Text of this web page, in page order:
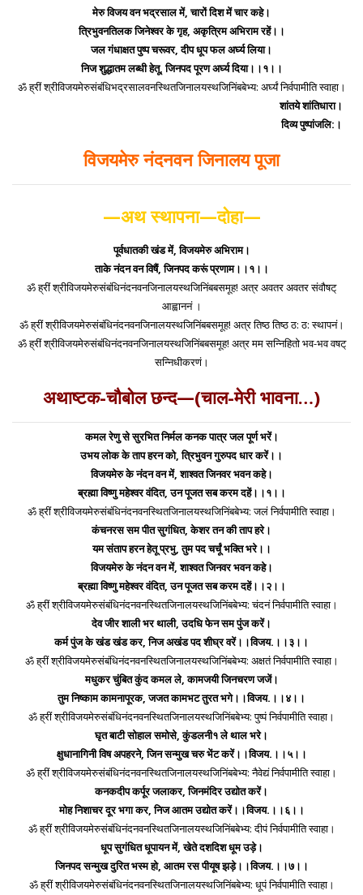
मेरु विजय वन भद्रसाल में, चारों दिश में चार कहे।
त्रिभुवनतिलक जिनेश्वर के गृह, अकृत्रिम अभिराम रहें।।
जल गंधाक्षत पुष्प चरूवर, दीप धूप फल अर्घ्य लिया।
निज शुद्धातम लब्धी हेतू, जिनपद पूरण अर्घ्य दिया।।१।।
ॐ ह्रीं श्रीविजयमेरुसंबंधिभद्रसालवनस्थितजिनालयस्थजिनिंबबेभ्य: अर्घ्यं निर्वपामीति स्वाहा।
शांतये शांतिधारा।
दिव्य पुष्पांजलि:।
विजयमेरु नंदनवन जिनालय पूजा
—अथ स्थापना—दोहा—
पूर्वधातकी खंड में, विजयमेरु अभिराम।
ताके नंदन वन विषैं, जिनपद करूं प्रणाम।।१।।
ॐ ह्रीं श्रीविजयमेरुसंबंधिनंदनवनजिनालयस्थजिनिंबबसमूह! अत्र अवतर अवतर संवौषट्
आह्वाननं ।
ॐ ह्रीं श्रीविजयमेरुसंबंधिनंदनवनजिनालयस्थजिनिंबबसमूह! अत्र तिष्ठ तिष्ठ ठ: ठ: स्थापनं।
ॐ ह्रीं श्रीविजयमेरुसंबंधिनंदनवनजिनालयस्थजिनिंबबसमूह! अत्र मम सन्निहितो भव-भव वषट्
सन्निधीकरणं।
अथाष्टक-चौबोल छन्द—(चाल-मेरी भावना…)
कमल रेणु से सुरभित निर्मल कनक पात्र जल पूर्ण भरें।
उभय लोक के ताप हरन को, त्रिभुवन गुरुपद धार करें।।
विजयमेरु के नंदन वन में, शाश्वत जिनवर भवन कहे।
ब्रह्मा विष्णु महेश्वर वंदित, उन पूजत सब करम दहें।।१।।
ॐ ह्रीं श्रीविजयमेरुसंबंधिनंदनवनस्थितजिनालयस्थजिनिंबबेभ्य: जलं निर्वपामीति स्वाहा।
कंचनरस सम पीत सुगंधित, केशर तन की ताप हरे।
यम संताप हरन हेतू प्रभु, तुम पद चर्चूं भक्ति भरे।।
विजयमेरु के नंदन वन में, शाश्वत जिनवर भवन कहे।
ब्रह्मा विष्णु महेश्वर वंदित, उन पूजत सब करम दहें।।२।।
ॐ ह्रीं श्रीविजयमेरुसंबंधिनंदनवनस्थितजिनालयस्थजिनिंबबेभ्य: चंदनं निर्वपामीति स्वाहा।
देव जीर शाली भर थाली, उदधि फेन सम पुंज करें।
कर्म पुंज के खंड खंड कर, निज अखंड पद शीघ्र वरें।।विजय.।।३।।
ॐ ह्रीं श्रीविजयमेरुसंबंधिनंदनवनस्थितजिनालयस्थजिनिंबबेभ्य: अक्षतं निर्वपामीति स्वाहा।
मधुकर चुंबित कुंद कमल ले, कामजयी जिनचरण जजें।
तुम निष्काम कामनापूरक, जजत कामभट तुरत भगे।।विजय.।।४।।
ॐ ह्रीं श्रीविजयमेरुसंबंधिनंदनवनस्थितजिनालयस्थजिनिंबबेभ्य: पुष्पं निर्वपामीति स्वाहा।
घृत बाटी सोहाल समोसे, कुंडलनी१ ले थाल भरे।
क्षुधानागिनी विष अपहरने, जिन सन्मुख चरु भेंट करें।।विजय.।।५।।
ॐ ह्रीं श्रीविजयमेरुसंबंधिनंदनवनस्थितजिनालयस्थजिनिंबबेभ्य: नैवेद्यं निर्वपामीति स्वाहा।
कनकदीप कर्पूर जलाकर, जिनमंदिर उद्योत करें।
मोह निशाचर दूर भगा कर, निज आतम उद्योत करें।।विजय.।।६।।
ॐ ह्रीं श्रीविजयमेरुसंबंधिनंदनवनस्थितजिनालयस्थजिनिंबबेभ्य: दीपं निर्वपामीति स्वाहा।
धूप सुगंधित धूपायन में, खेते दशदिश धूम उड़े।
जिनपद सन्मुख दुरित भस्म हो, आतम रस पीयूष झड़े।।विजय.।।७।।
ॐ ह्रीं श्रीविजयमेरुसंबंधिनंदनवनस्थितजिनालयस्थजिनिंबबेभ्य: धूपं निर्वपामीति स्वाहा।